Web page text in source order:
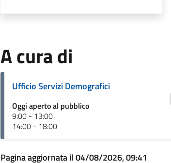
A cura di
Ufficio Servizi Demografici
Oggi aperto al pubblico
9:00 - 13:00
14:00 - 18:00
Pagina aggiornata il 04/08/2026, 09:41